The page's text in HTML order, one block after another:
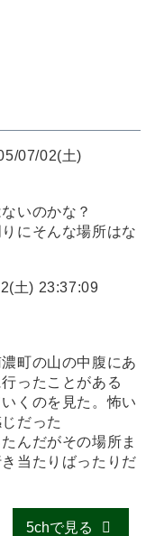
07/02(土)
いのかな？
にそんな場所はな
土) 23:37:09
町の山の中腹にあ
ったことがある
くのを見た。怖い
だった
んだがその場所ま
当たりばったりだ
5chで見る